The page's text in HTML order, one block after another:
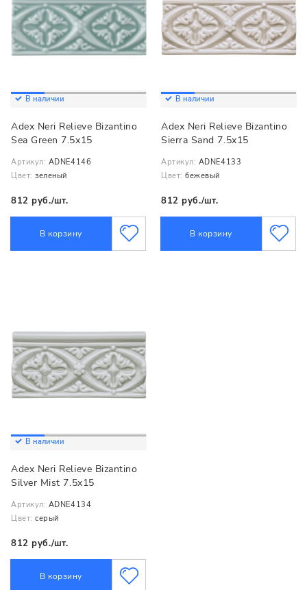
В наличии
Adex Neri Relieve Bizantino
Sea Green 7.5x15
Артикул: ADNE4146
Цвет: зеленый
812 руб./шт.
В корзину
В наличии
Adex Neri Relieve Bizantino
Sierra Sand 7.5x15
Артикул: ADNE4133
Цвет: бежевый
812 руб./шт.
В корзину
В наличии
Adex Neri Relieve Bizantino
Silver Mist 7.5x15
Артикул: ADNE4134
Цвет: серый
812 руб./шт.
В корзину